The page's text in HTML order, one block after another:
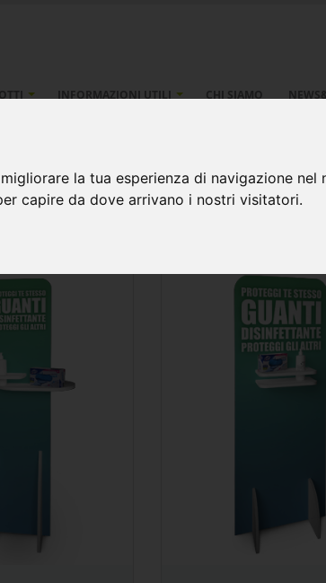
la tua esperienza di navigazione
capire da dove arrivano i nostri visitatori.
INFORMAZIONI UTILI CHI SIAMO
guanti